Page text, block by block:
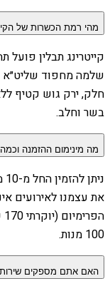
מהי רמת הכשרות של
קייטרינג תבלין
שלמה מחפוד שליט״א
חלק, ירק גוש קטיף
בשר וחלב.
מה מינימום ההזמנה
את עצמנו לאירועים
100 מנות.
האם אתם מספקים